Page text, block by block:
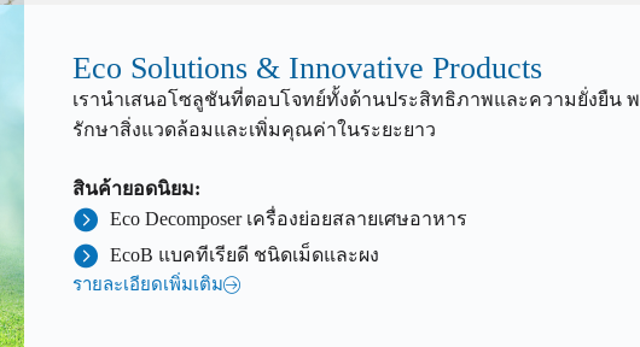
Eco Solutions & Innovative Products
เรานำเสนอโซลูชันที่ตอบโจทย์ทั้งด้านประสิทธิภาพและความยั่งยื
รักษาสิ่งแวดล้อมและเพิ่มคุณค่าในระยะยาว
สินค้ายอดนิยม:
Eco Decomposer เครื่องย่อยสลายเศษอาหาร
EcoB แบคทีเรียดี ชนิดเม็ดและผง
รายละเอียดเพิ่มเติม